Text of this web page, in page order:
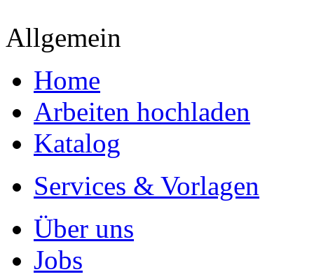
Allgemein
Home
Arbeiten hochladen
Katalog
Services & Vorlagen
Über uns
Jobs